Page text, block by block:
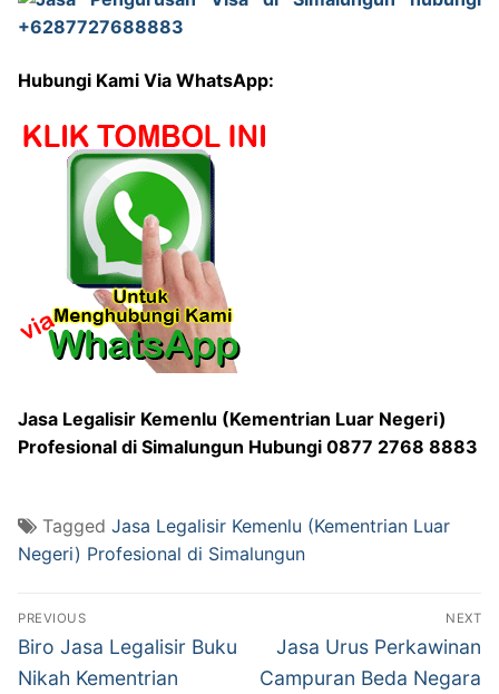
Hubungi Kami Via WhatsApp:
Jasa Legalisir Kemenlu (Kementrian Luar Negeri)
Profesional di Simalungun Hubungi 0877 2768 8883
Tagged Jasa Legalisir Kemenlu (Kementrian Luar
Negeri) Profesional di Simalungun
Post
navigation
PREVIOUS
Previous
post:
Biro Jasa Legalisir Buku
Nikah Kementrian
NEXT
Next
post:
Jasa Urus Perkawinan
Campuran Beda Negara